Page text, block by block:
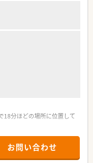
分ほどの場所に位置して
師1.5名体制でゆとりをも
お問い合わせ